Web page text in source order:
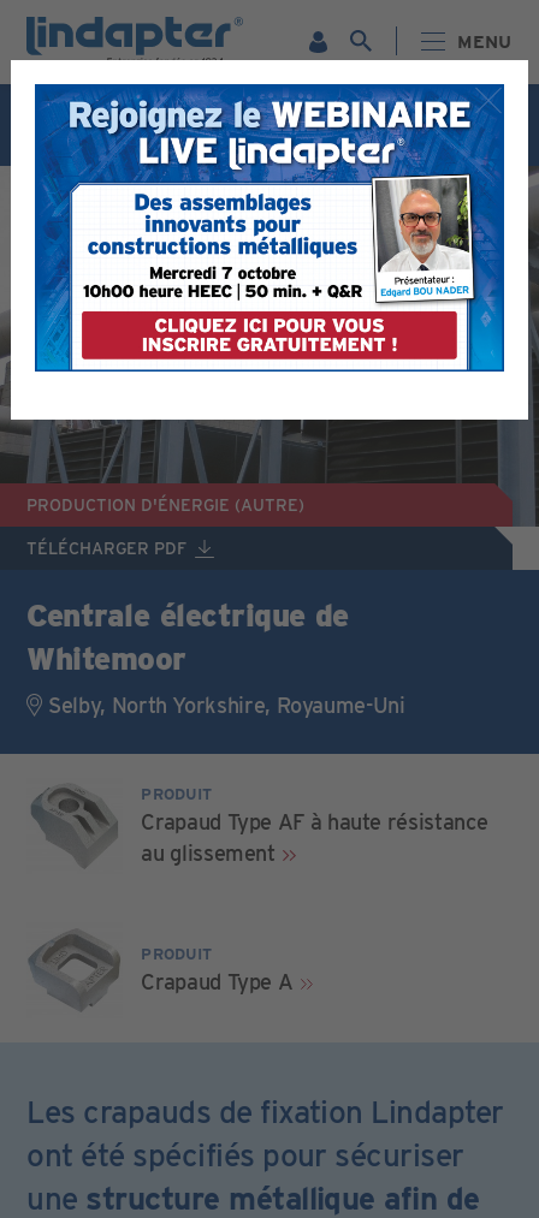
MENU
Webinaire live - 7 octobre. Pour plus d'informations et
pour vous inscrire gratuitement,cliquez ici
PRODUCTION D'ÉNERGIE (AUTRE)
TÉLÉCHARGER PDF
Centrale électrique de
Whitemoor
Selby, North Yorkshire, Royaume-Uni
PRODUIT
Crapaud Type AF à haute résistance
au glissement
PRODUIT
Crapaud Type A
Les crapauds de fixation Lindapter
ont été spécifiés pour sécuriser
une structure métallique afin de